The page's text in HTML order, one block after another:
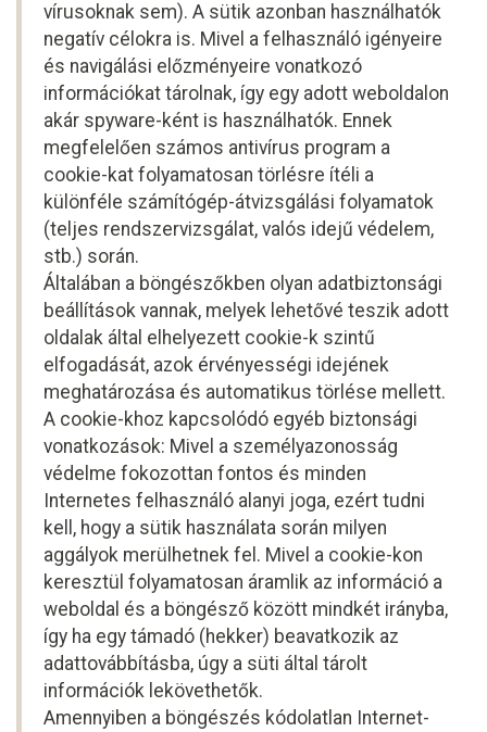
vírusoknak sem). A sütik azonban használhatók
negatív célokra is. Mivel a felhasználó igényeire
és navigálási előzményeire vonatkozó
információkat tárolnak, így egy adott weboldalon
akár spyware-ként is használhatók. Ennek
megfelelően számos antivírus program a
cookie-kat folyamatosan törlésre ítéli a
különféle számítógép-átvizsgálási folyamatok
(teljes rendszervizsgálat, valós idejű védelem,
stb.) során.
Általában a böngészőkben olyan adatbiztonsági
beállítások vannak, melyek lehetővé teszik adott
oldalak által elhelyezett cookie-k szintű
elfogadását, azok érvényességi idejének
meghatározása és automatikus törlése mellett.
A cookie-khoz kapcsolódó egyéb biztonsági
vonatkozások: Mivel a személyazonosság
védelme fokozottan fontos és minden
Internetes felhasználó alanyi joga, ezért tudni
kell, hogy a sütik használata során milyen
aggályok merülhetnek fel. Mivel a cookie-kon
keresztül folyamatosan áramlik az információ a
weboldal és a böngésző között mindkét irányba,
így ha egy támadó (hekker) beavatkozik az
adattovábbításba, úgy a süti által tárolt
információk lekövethetők.
Amennyiben a böngészés kódolatlan Internet-